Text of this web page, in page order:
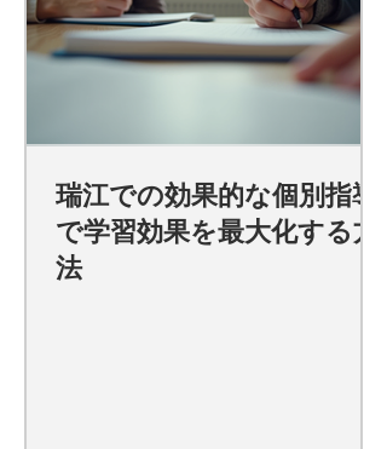
瑞江での効果的な個別指導
で学習効果を最大化する方
法